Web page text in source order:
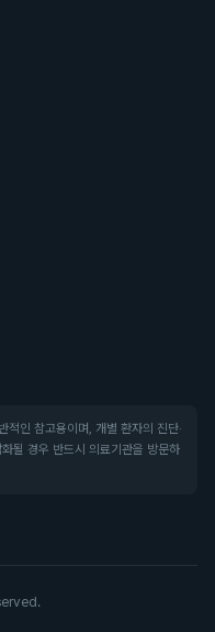
적인 참고용이며, 개별 환자의 진단·
될 경우 반드시 의료기관을 방문하